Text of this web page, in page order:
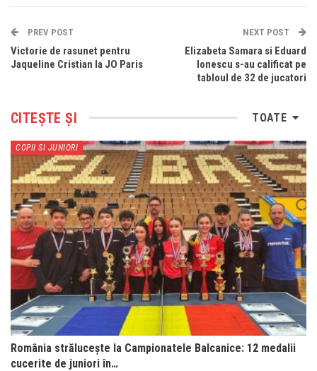
PREV POST
Victorie de rasunet pentru
Jaqueline Cristian la JO Paris
NEXT POST
Elizabeta Samara si Eduard
Ionescu s-au calificat pe
tabloul de 32 de jucatori
TOATE
CITEȘTE ȘI
COPII SI JUNIORI
România strălucește la Campionatele Balcanice: 12 medalii
cucerite de juniori în…